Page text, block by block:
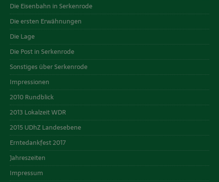
Die Eisenbahn in Serkenrode
Die ersten Erwähnungen
Die Lage
Die Post in Serkenrode
Sonstiges über Serkenrode
Impressionen
2010 Rundblick
2013 Lokalzeit WDR
2015 UDhZ Landesebene
Erntedankfest 2017
Jahreszeiten
Impressum